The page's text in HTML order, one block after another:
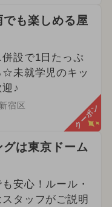
でも楽しめる屋
設で1日たっぷ
☆未就学児のキッ
♪
宿区 クーポン
は東京ドーム
安心！ルール・
タッフがご説明